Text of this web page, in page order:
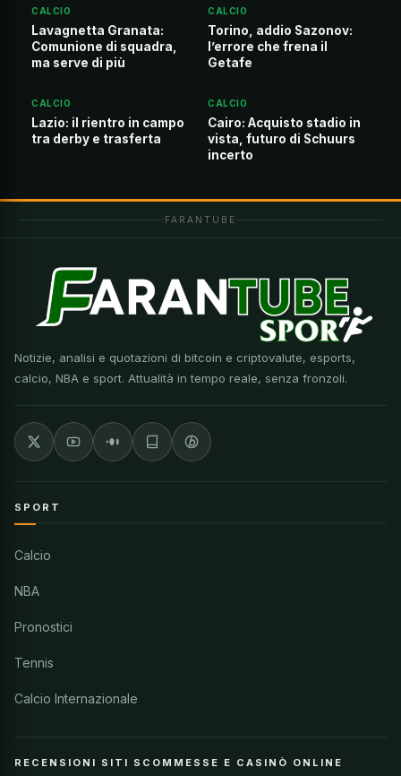
CALCIO
Lavagnetta Granata:
Comunione di squadra,
ma serve di più
CALCIO
Torino, addio Sazonov:
l’errore che frena il
Getafe
CALCIO
Lazio: il rientro in campo
tra derby e trasferta
CALCIO
Cairo: Acquisto stadio in
vista, futuro di Schuurs
incerto
FARANTUBE
Notizie, analisi e quotazioni di bitcoin e criptovalute, esports,
calcio, NBA e sport. Attualità in tempo reale, senza fronzoli.
SPORT
Calcio
NBA
Pronostici
Tennis
Calcio Internazionale
RECENSIONI SITI SCOMMESSE E CASINÒ ONLINE